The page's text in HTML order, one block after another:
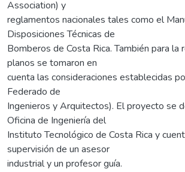
Association) y
reglamentos nacionales tales como el
Disposiciones Técnicas de
Bomberos de Costa Rica. También para la
planos se tomaron en
cuenta las consideraciones establecidas
Federado de
Ingenieros y Arquitectos). El proyecto se
Oficina de Ingeniería del
Instituto Tecnológico de Costa Rica y
supervisión de un asesor
industrial y un profesor guía.